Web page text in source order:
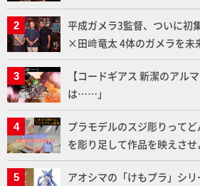
「カートリッジ式エアーブラ
地を「HG ブルーティッシュ
平成ガメラ3監督、ついに
×田﨑竜太 4体のガメラを未
メラ永久保存化プロジェクト
【コードギアス 新潔のアル
は……」
プラモデルのスジ彫りって
を彫り足して作品を映えさ
いプラモデルの基礎：スジ
アオシマの「けもプラ」シ